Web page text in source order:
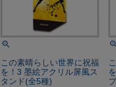
この素晴らしい世界に祝福
を！3 墨絵アクリル屏風ス
タンド(全5種)